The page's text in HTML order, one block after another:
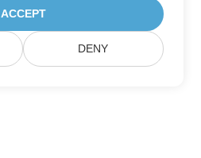
ACCEPT
DENY